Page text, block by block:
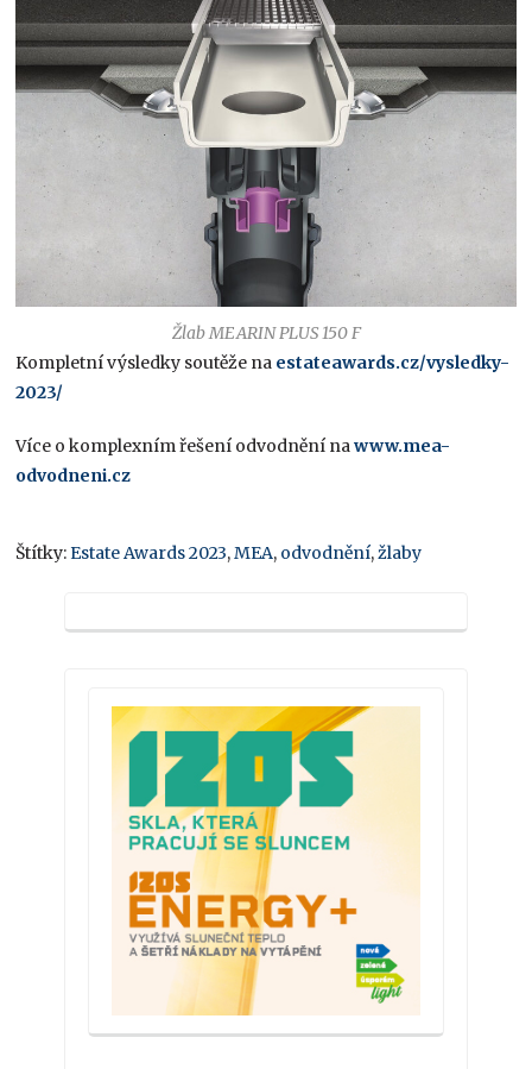
Žlab MEARIN PLUS 150 F
Kompletní výsledky soutěže na estateawards.cz/vysledky-
2023/
Více o komplexním řešení odvodnění nawww.mea-
odvodneni.cz
Štítky:Estate Awards 2023,MEA, odvodnění,žlaby